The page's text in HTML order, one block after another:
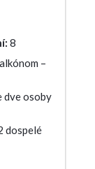
8
–
dve osoby
dospelé